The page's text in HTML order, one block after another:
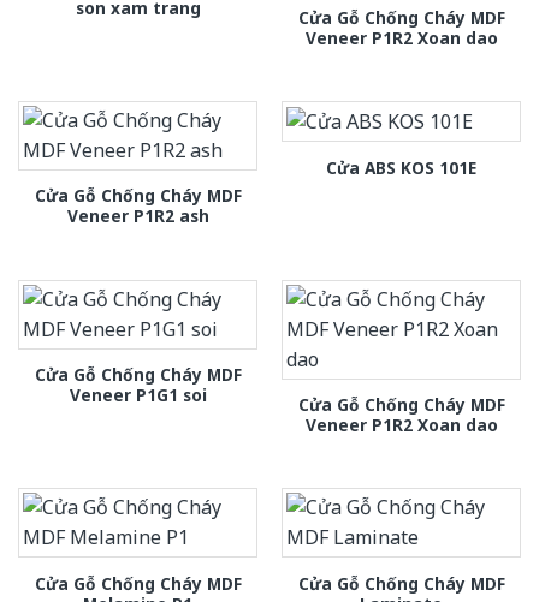
son xam trang
Cửa Gỗ Chống Cháy MDF
Veneer P1R2 Xoan dao
Cửa Gỗ Chống Cháy MDF
Veneer P1R2 ash
Cửa ABS KOS 101E
Cửa Gỗ Chống Cháy MDF
Veneer P1G1 soi
Cửa Gỗ Chống Cháy MDF
Veneer P1R2 Xoan dao
Cửa Gỗ Chống Cháy MDF
Cửa Gỗ Chống Cháy MDF